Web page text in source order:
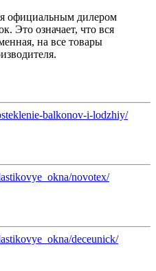
официальным дилером
Это означает, что вся
на все товары
balkonov-i-lodzhiy/
novotex/
deceunick/